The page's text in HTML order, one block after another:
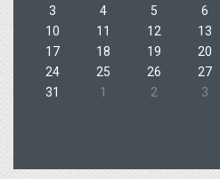
3
4 5 6
10
11 12 13
17
18 19 20
24
25 26 27
31
1 2 3